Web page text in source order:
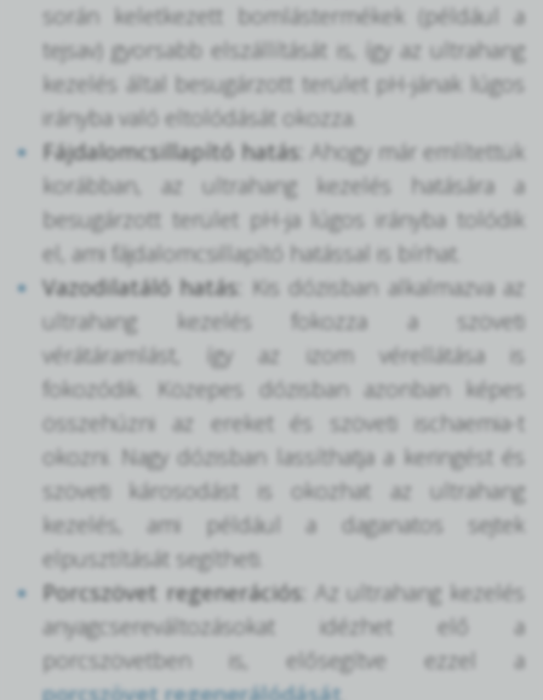
során keletkezett bomlástermékek (például a
tejsav) gyorsabb elszállítását is, így az ultrahang
kezelés által besugárzott terület pH-jának lúgos
irányba való eltolódását okozza.
Fájdalomcsillapító hatás: Ahogy már említettük
korábban, az ultrahang kezelés hatására a
besugárzott terület pH-ja lúgos irányba tolódik
el, ami fájdalomcsillapító hatással is bírhat.
Vazodilatáló hatás: Kis dózisban alkalmazva az
ultrahang kezelés fokozza a szöveti
vérátáramlást, így az izom vérellátása is
fokozódik. Közepes dózisban azonban képes
összehúzni az ereket és szöveti ischaemia-t
okozni. Nagy dózisban lassíthatja a keringést és
szöveti károsodást is okozhat az ultrahang
kezelés, ami például a daganatos sejtek
elpusztítását segítheti.
Porcszövet regenerációs: Az ultrahang kezelés
anyagcsereváltozásokat idézhet elő a
porcszövetben is, elősegítve ezzel a